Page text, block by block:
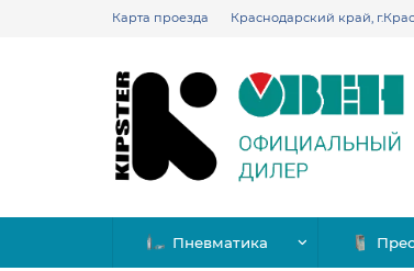
Карта проезда Краснодарский край,
Пневматика